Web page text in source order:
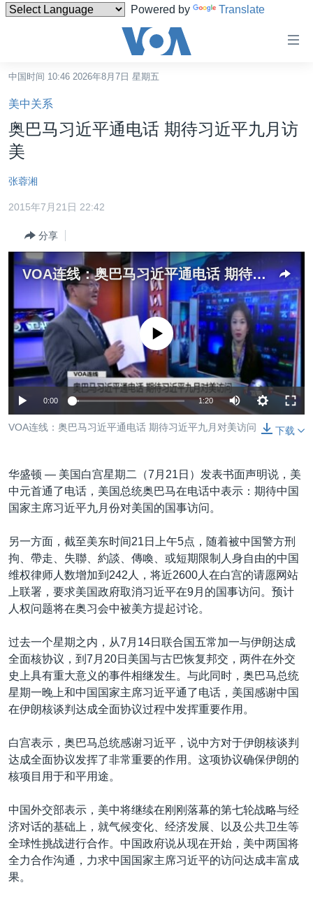
Powered by Translate
碍
链
接
跳
转
内
容
到
中国
最新国际新闻
印太
欧洲
非洲
美洲
分类新闻
经济·金融·贸易
人权·法律·宗教
科教·文娱·体健
军事
劳工
美中关系
热点专题
白宫要闻
国会报道
美中关系
美国建国250周年
重要讲话与声明
台海两岸关系
关注西藏
关注新疆
GEN Z 看美国
VOA视频
VOA今日焦点
中文广播
关注我们
其他语言网站
中国时间 10:46 2026年8月7日 星期五
美中关系
奥巴马习近平通电话 期待习近平九月访
美
张蓉湘
2015年7月21日 22:42
分享
VOA连线：奥巴马习近平通电话 期待习近平九月对美访问
没有媒体可用资源
0:00 1:20
下载
VOA连线：奥巴马习近平通电话 期待习近平九月对美访问
华盛顿 — 美国白宫星期二（7月21日）发表书面声明说，美
中元首通了电话，美国总统奥巴马在电话中表示：期待中国
国家主席习近平九月份对美国的国事访问。
另一方面，截至美东时间21日上午5点，随着被中国警方刑
拘、帶走、失聯、約談、傳喚、或短期限制人身自由的中国
维权律师人数增加到242人，将近2600人在白宫的请愿网站
上联署，要求美国政府取消习近平在9月的国事访问。预计
人权问题将在奥习会中被美方提起讨论。
过去一个星期之内，从7月14日联合国五常加一与伊朗达成
全面核协议，到7月20日美国与古巴恢复邦交，两件在外交
史上具有重大意义的事件相继发生。与此同时，奥巴马总统
星期一晚上和中国国家主席习近平通了电话，美国感谢中国
在伊朗核谈判达成全面协议过程中发挥重要作用。
白宫表示，奥巴马总统感谢习近平，说中方对于伊朗核谈判
达成全面协议发挥了非常重要的作用。这项协议确保伊朗的
核项目用于和平用途。
中国外交部表示，美中将继续在刚刚落幕的第七轮战略与经
济对话的基础上，就气候变化、经济发展、以及公共卫生等
全球性挑战进行合作。中国政府说从现在开始，美中两国将
全力合作沟通，力求中国国家主席习近平的访问达成丰富成
果。